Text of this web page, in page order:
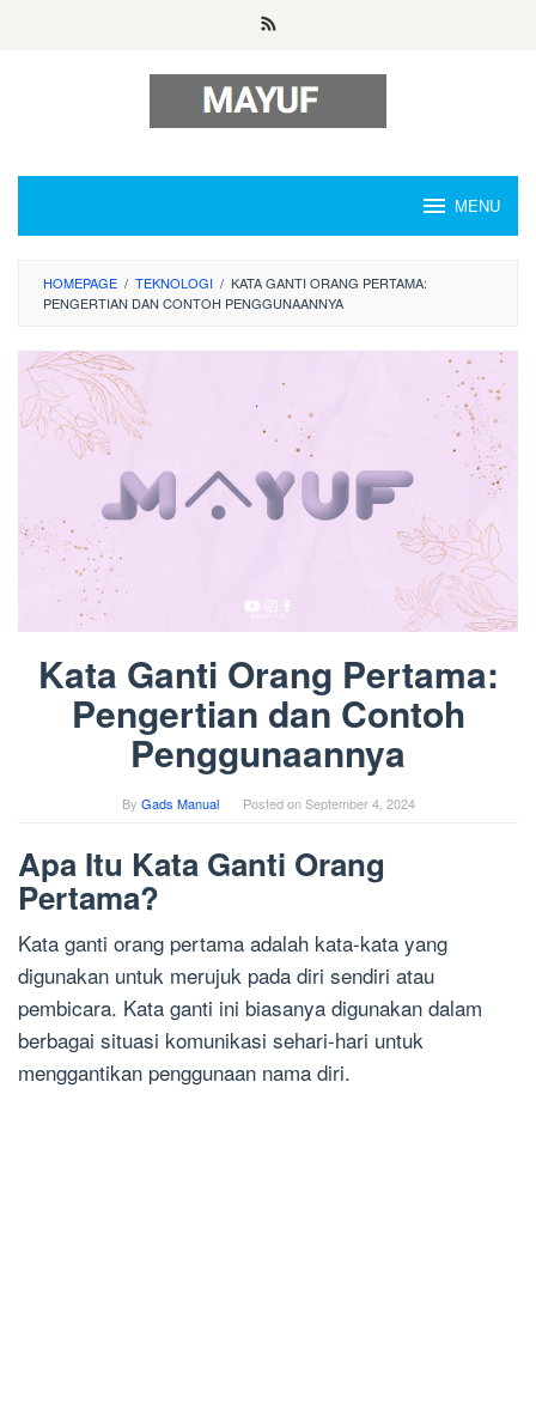
MENU
HOMEPAGE / TEKNOLOGI / KATA GANTI ORANG PERTAMA:
PENGERTIAN DAN CONTOH PENGGUNAANNYA
Kata Ganti Orang Pertama:
Pengertian dan Contoh
Penggunaannya
By Gads Manual Posted onSeptember 4, 2024
Apa Itu Kata Ganti Orang
Pertama?
Kata ganti orang pertama adalah kata-kata yang
digunakan untuk merujuk pada diri sendiri atau
pembicara. Kata ganti ini biasanya digunakan dalam
berbagai situasi komunikasi sehari-hari untuk
menggantikan penggunaan nama diri.